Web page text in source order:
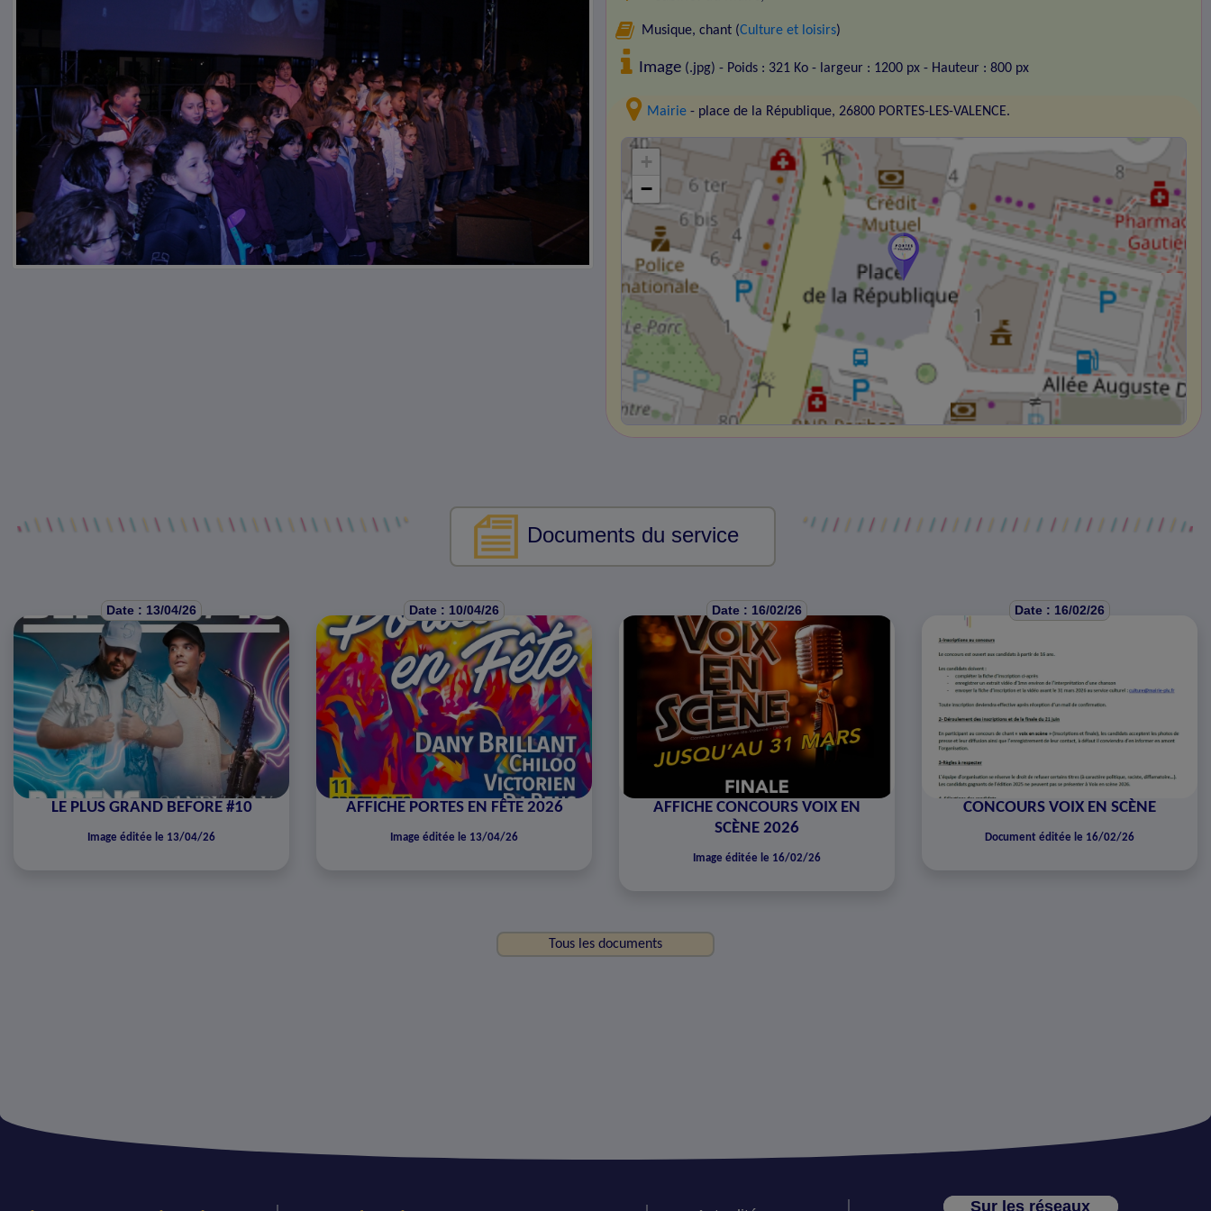
Musique, chant (Culture et loisirs)
Image (.jpg) - Poids : 321 Ko - largeur : 1200 px - Hauteur : 800 px
Mairie - place de la République, 26800 PORTES-LES-VALENCE.
+
−
Documents du service
Date : 13/04/26
LE PLUS GRAND BEFORE #10
Image éditée le 13/04/26
Date : 10/04/26
AFFICHE PORTES EN FÊTE 2026
Image éditée le 13/04/26
Date : 16/02/26
AFFICHE CONCOURS VOIX EN
SCÈNE 2026
Image éditée le 16/02/26
Date : 16/02/26
CONCOURS VOIX EN SCÈNE
Document éditée le 16/02/26
Tous les documents
Sur les réseaux